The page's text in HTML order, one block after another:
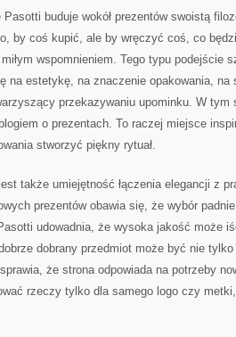
buduje wokół prezentów swoistą
by coś kupić, ale by wręczyć coś, co
wspomnieniem. Tego typu podejście
na estetykę, na znaczenie opakowania, na
przekazywaniu upominku. W
o prezentach. To raczej miejsce
stworzyć piękny rytuał.
także umiejętność łączenia elegancji z
prezentów obawia się, że wybór
udowadnia, że wysoka jakość może
dobrany przedmiot może być nie
że strona odpowiada na potrzeby
rzeczy tylko dla samego logo czy